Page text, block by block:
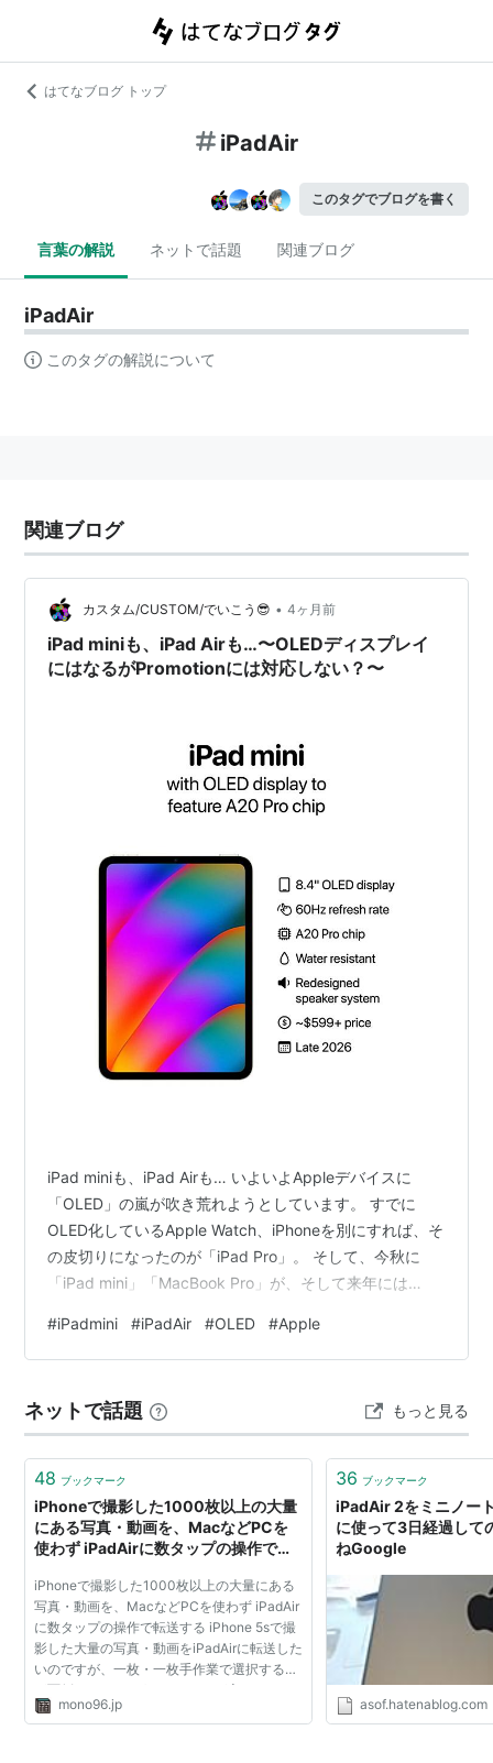
はてなブログ トップ
iPadAir
このタグでブログを書く
言葉の解説 ネットで話題 関連ブログ
iPadAir
このタグの解説について
関連ブログ
カスタム/CUSTOM/でいこう😎 • 4ヶ月前
iPad miniも、iPad Airも…〜OLEDディスプレイ
にはなるがPromotionには対応しない？〜
iPad miniも、iPad Airも… いよいよAppleデバイスに
「OLED」の嵐が吹き荒れようとしています。 すでに
OLED化しているApple Watch、iPhoneを別にすれば、そ
の皮切りになったのが「iPad Pro」。 そして、今秋に
「iPad mini」「MacBook Pro」が、そして来年には
こと…。 ただ…。 この点については、我々ユーザー側も
大いに考えなくてはならないことがあるように思えてな
Promotionには対応しない？ 情報の詳細に関しては記事
をご覧…
#iPadmini #iPadAir #OLED #Apple
ネットで話題 もっと見る
48 ブックマーク
iPhoneで撮影した1000枚以上の大量
にある写真・動画を、MacなどPCを
使わず iPadAirに数タップの操作で転
iPhoneで撮影した1000枚以上の大量にある
写真・動画を、MacなどPCを使わず iPadAir
に数タップの操作で転送する iPhone 5sで撮
影した大量の写真・動画をiPadAirに転送した
いのですが、一枚・一枚手作業で選択するの
が面倒だなぁというのと、iOSが良くなって
きたので、Mac（母艦）に接続せずに簡単に
mono96.jp
36 ブックマーク
iPadAir 2をミニノー
に使って3日経過して
ねGoogle
asof.hatenablog.com